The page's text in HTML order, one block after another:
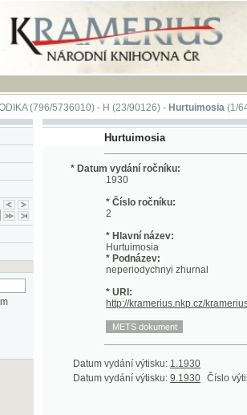
(796/5736010) -H(23/90126) -Hurtuimosia(1/641)
Hurtuimosia
* Datum vydání ročníku:
1930
* Číslo ročníku:
* Hlavní název:
* Podnázev:
neperiodychnyi zhurnal
* URI:
http://kramerius.nkp.cz/kramerius/
Datum vydání výtisku:1.1930
Datum vydání výtisku:9.1930 Číslo výtisku:5